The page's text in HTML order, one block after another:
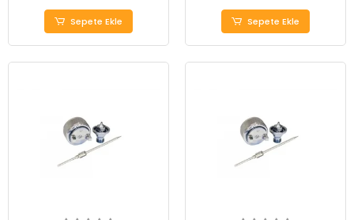
Sepete Ekle Sepete Ekle